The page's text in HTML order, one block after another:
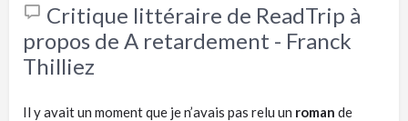
Critique littéraire de ReadTrip à
propos de A retardement - Franck
Thilliez
Il y avait un moment que je n’avais pas relu un roman de